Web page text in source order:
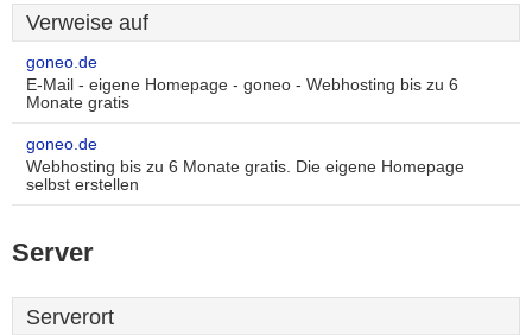
Verweise auf
goneo.de
E-Mail - eigene Homepage - goneo - Webhosting bis zu 6
Monate gratis
goneo.de
Webhosting bis zu 6 Monate gratis. Die eigene Homepage
selbst erstellen
Server
Serverort